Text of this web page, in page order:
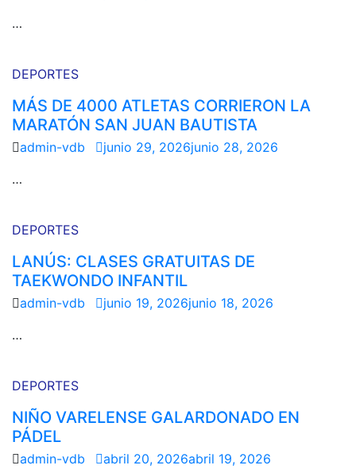
…
DEPORTES
MÁS DE 4000 ATLETAS CORRIERON LA
MARATÓN SAN JUAN BAUTISTA
admin-vdb junio 29, 2026junio 28, 2026
…
DEPORTES
LANÚS: CLASES GRATUITAS DE
TAEKWONDO INFANTIL
admin-vdb junio 19, 2026junio 18, 2026
…
DEPORTES
NIÑO VARELENSE GALARDONADO EN
PÁDEL
admin-vdb abril 20, 2026abril 19, 2026